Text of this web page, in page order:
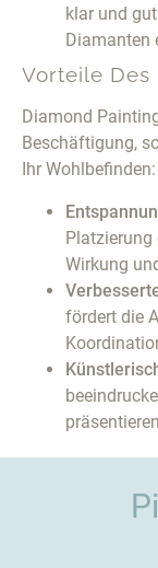
klar und
Diamanten
Vorteile Des
Diamond
Beschäftigung,
Ihr Wohlbefinden:
Platzierung
Wirkung
fördert die